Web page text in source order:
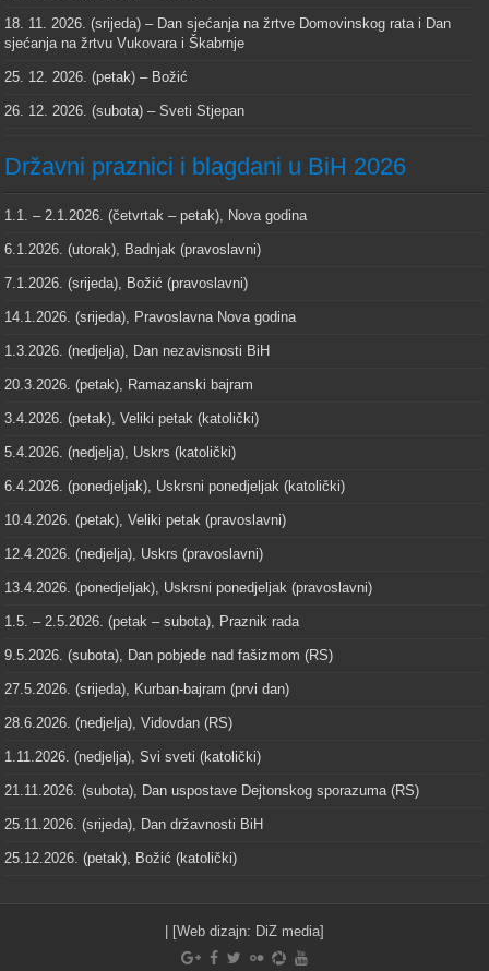
18. 11. 2026. (srijeda) – Dan sjećanja na žrtve Domovinskog rata i Dan
sjećanja na žrtvu Vukovara i Škabrnje
25. 12. 2026. (petak) – Božić
26. 12. 2026. (subota) – Sveti Stjepan
Državni praznici i blagdani u BiH 2026
1.1. – 2.1.2026. (četvrtak – petak), Nova godina
6.1.2026. (utorak), Badnjak (pravoslavni)
7.1.2026. (srijeda), Božić (pravoslavni)
14.1.2026. (srijeda), Pravoslavna Nova godina
1.3.2026. (nedjelja), Dan nezavisnosti BiH
20.3.2026. (petak), Ramazanski bajram
3.4.2026. (petak), Veliki petak (katolički)
5.4.2026. (nedjelja), Uskrs (katolički)
6.4.2026. (ponedjeljak), Uskrsni ponedjeljak (katolički)
10.4.2026. (petak), Veliki petak (pravoslavni)
12.4.2026. (nedjelja), Uskrs (pravoslavni)
13.4.2026. (ponedjeljak), Uskrsni ponedjeljak (pravoslavni)
1.5. – 2.5.2026. (petak – subota), Praznik rada
9.5.2026. (subota), Dan pobjede nad fašizmom (RS)
27.5.2026. (srijeda), Kurban-bajram (prvi dan)
28.6.2026. (nedjelja), Vidovdan (RS)
1.11.2026. (nedjelja), Svi sveti (katolički)
21.11.2026. (subota), Dan uspostave Dejtonskog sporazuma (RS)
25.11.2026. (srijeda), Dan državnosti BiH
25.12.2026. (petak), Božić (katolički)
| [Web dizajn: DiZ media]